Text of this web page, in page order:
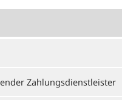
Zahlungsdienstleister